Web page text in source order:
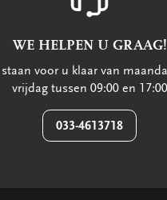
WE HELPEN U GRAAG!
voor u klaar van
vrijdag tussen 09:00 en 17:00
033-4613718